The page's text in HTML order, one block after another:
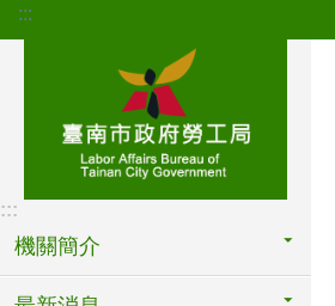
跳到主要內容區塊
:::
:::
機關簡介